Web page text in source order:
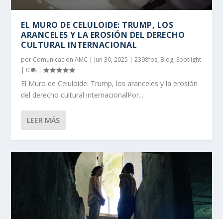
EL MURO DE CELULOIDE: TRUMP, LOS
ARANCELES Y LA EROSIÓN DEL DERECHO
CULTURAL INTERNACIONAL
por Comunicacion AMC | Jun 30, 2025 |2398fps, Blog, Spotlight
| 0 |
El Muro de Celuloide: Trump, los aranceles y la erosión
del derecho cultural internacionalPor...
LEER MÁS